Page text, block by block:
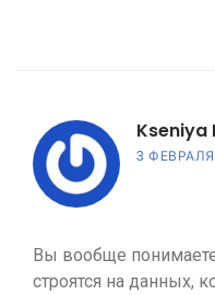
Kseniya
3
Вы вообще
строятся на данных,